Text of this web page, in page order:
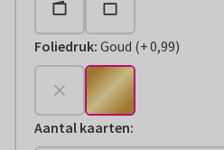
Foliedruk: Goud (
+€ 0,99
+0,99)
Aantal kaarten: